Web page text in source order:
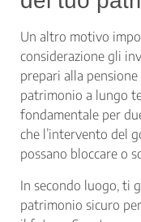
Un altro motivo
considerazione gli
prepari alla
patrimonio a lungo
fondamentale per
che l’intervento del
possano bloccare o
In secondo luogo, ti
patrimonio sicuro